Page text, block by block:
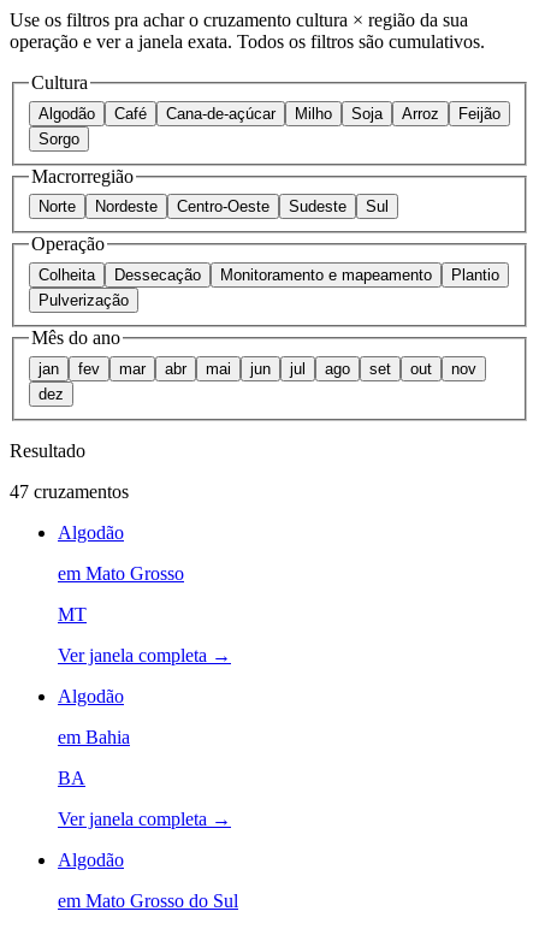
Use os filtros pra achar o cruzamento cultura × região da sua
operação e ver a janela exata. Todos os filtros são cumulativos.
Cultura
Algodão Café Cana-de-açúcar Milho Soja Arroz
Feijão
Sorgo
Macrorregião
Norte Nordeste Centro-Oeste Sudeste Sul
Operação
Colheita Dessecação Monitoramento e mapeamento
Plantio
Pulverização
Mês do ano
jan fev mar abr mai jun jul ago set out
nov
dez
Resultado
47 cruzamentos
Algodão
em Mato Grosso
MT
Ver janela completa →
Algodão
em Bahia
BA
Ver janela completa →
Algodão
em Mato Grosso do Sul